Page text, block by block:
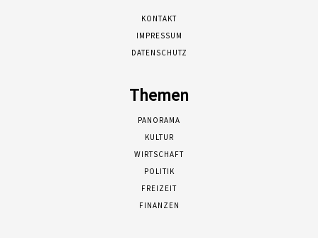
KONTAKT
IMPRESSUM
DATENSCHUTZ
Themen
PANORAMA
KULTUR
WIRTSCHAFT
POLITIK
FREIZEIT
FINANZEN